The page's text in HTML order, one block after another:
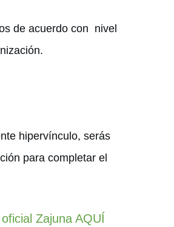
de acuerdo con nivel
hipervínculo, serás
para completar el
Zajuna AQUÍ